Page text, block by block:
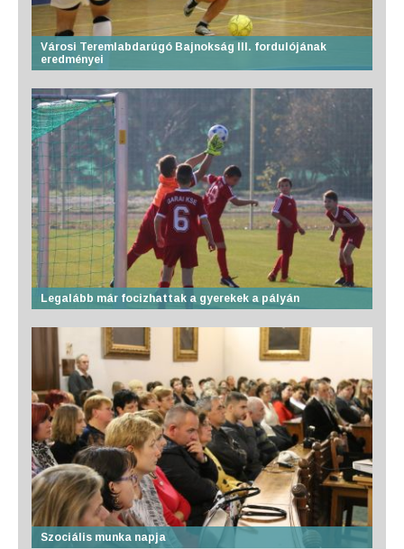
Városi Teremlabdarúgó Bajnokság III. fordulójának
eredményei
Legalább már focizhattak a gyerekek a pályán
Szociális munka napja